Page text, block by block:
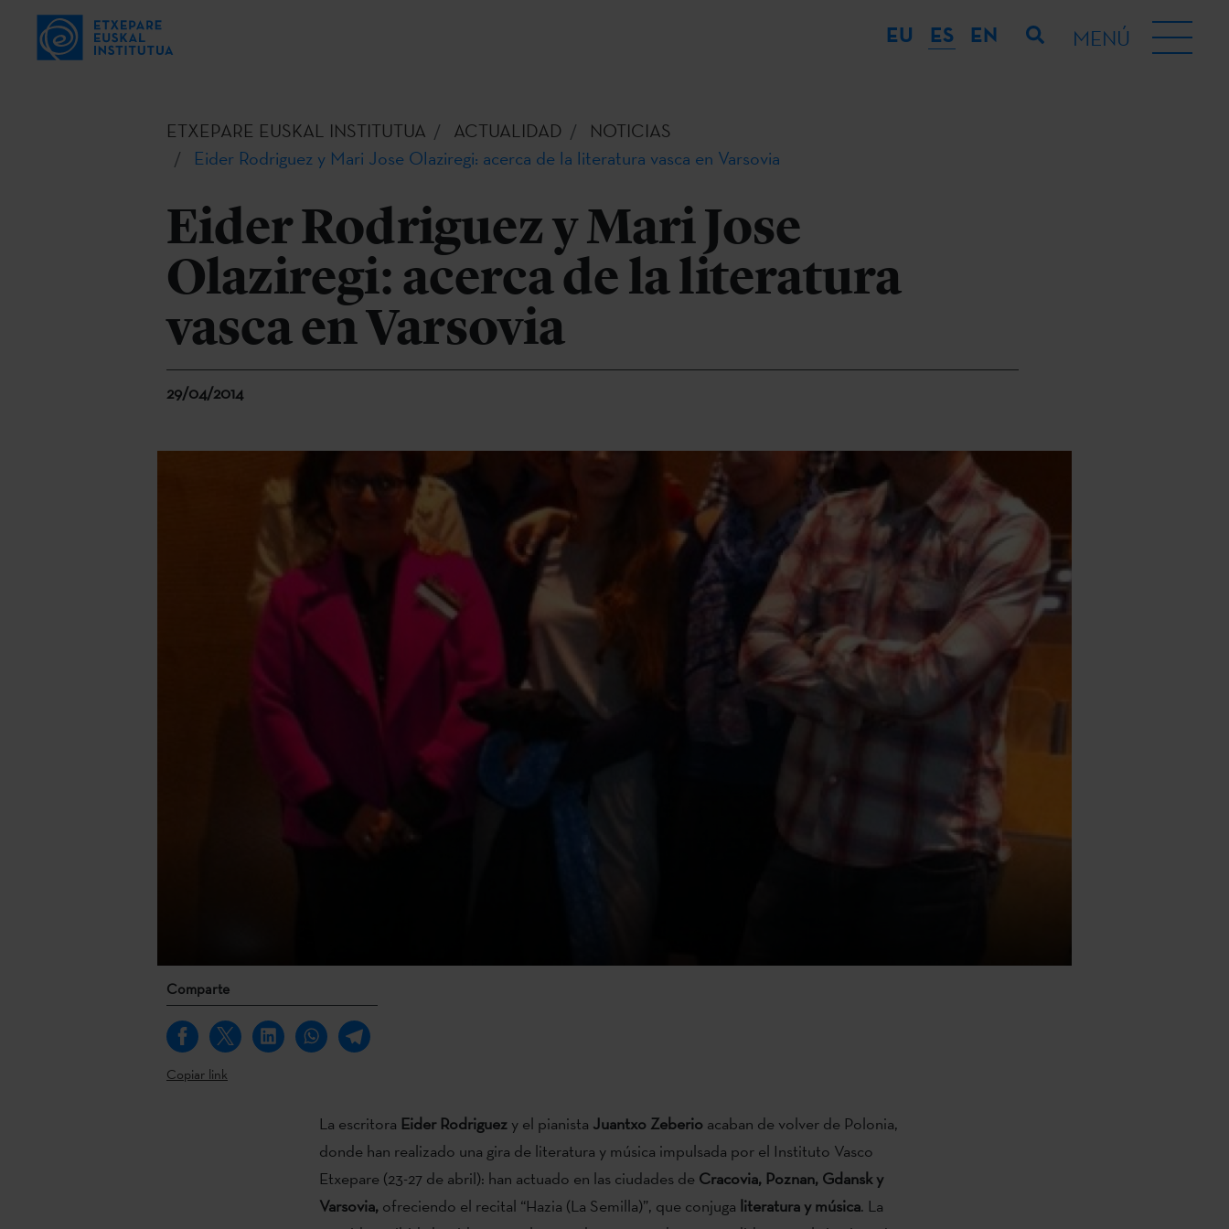
EU ES EN MENÚ
ETXEPARE EUSKAL INSTITUTUA ACTUALIDAD
NOTICIAS
Eider Rodriguez y Mari Jose Olaziregi: acerca de la literatura vasca en Varsovia
Eider Rodriguez y Mari Jose
Olaziregi: acerca de la literatura
vasca en Varsovia
29/04/2014
Comparte
Copiar link
La escritora Eider Rodriguezy el pianista Juantxo Zeberioacaban de volver de Polonia,
donde han realizado una gira de literatura y música impulsada por el Instituto Vasco
Etxepare (23-27 de abril): han actuado en las ciudades de Cracovia, Poznan, Gdansk y
Varsovia, ofreciendo el recital “Hazia (La Semilla)”, que conjuga literatura y música. La